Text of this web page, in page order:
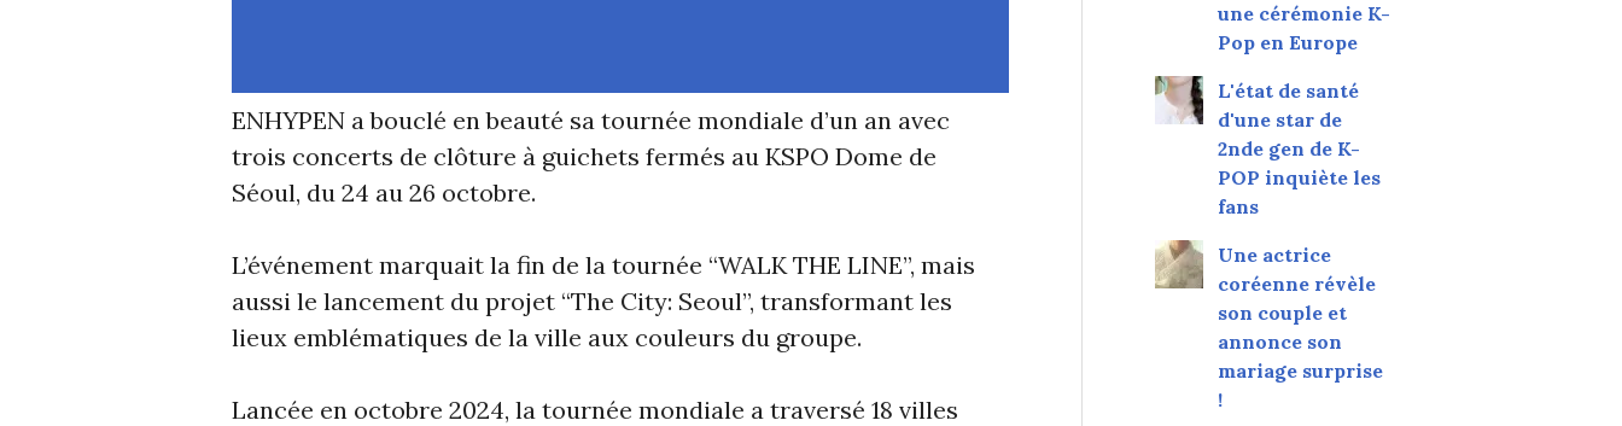
ENHYPEN a bouclé en beauté sa tournée mondiale d’un an avec
trois concerts de clôture à guichets fermés au KSPO Dome de
Séoul, du 24 au 26 octobre.
L’événement marquait la fin de la tournée “WALK THE LINE”, mais
aussi le lancement du projet “The City: Seoul”, transformant les
lieux emblématiques de la ville aux couleurs du groupe.
Lancée en octobre 2024, la tournée mondiale a traversé 18 villes
une cérémonie K-
Pop en Europe
L'état de santé
d'une star de
2nde gen de K-
POP inquiète les
fans
Une actrice
coréenne révèle
son couple et
annonce son
mariage surprise
!